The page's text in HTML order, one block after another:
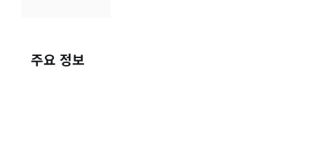
주요 정보